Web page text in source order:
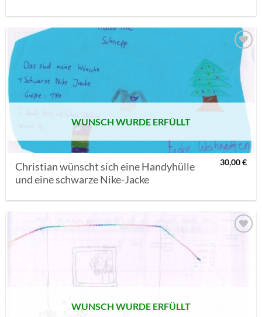
AUF MEINE
MERKLISTE
SETZEN
WUNSCH WURDE ERFÜLLT
Christian wünscht sich eine Handyhülle
und eine schwarze Nike-Jacke
30,00€
WUNSCH WURDE ERFÜLLT